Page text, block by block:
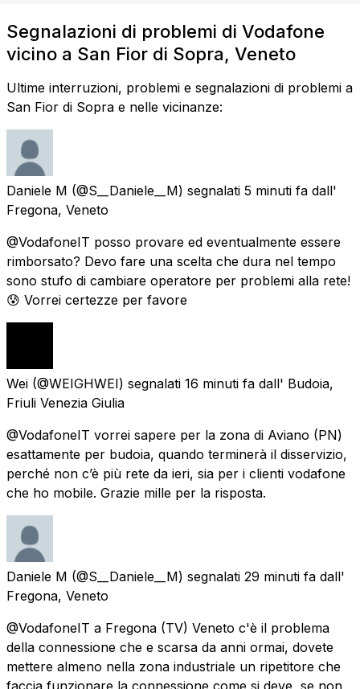
Segnalazioni di problemi di Vodafone
vicino a San Fior di Sopra, Veneto
Ultime interruzioni, problemi e segnalazioni di problemi a
San Fior di Sopra e nelle vicinanze:
Daniele M (@S__Daniele__M) segnalati 5 minuti fa dall'
Fregona, Veneto
@VodafoneIT posso provare ed eventualmente essere
rimborsato? Devo fare una scelta che dura nel tempo
sono stufo di cambiare operatore per problemi alla rete!
😰 Vorrei certezze per favore
Wei (@WEIGHWEI) segnalati 16 minuti fa dall' Budoia,
Friuli Venezia Giulia
@VodafoneIT vorrei sapere per la zona di Aviano (PN)
esattamente per budoia, quando terminerà il disservizio,
perché non c’è più rete da ieri, sia per i clienti vodafone
che ho mobile. Grazie mille per la risposta.
Daniele M (@S__Daniele__M) segnalati 29 minuti fa dall'
Fregona, Veneto
@VodafoneIT a Fregona (TV) Veneto c'è il problema
della connessione che e scarsa da anni ormai, dovete
mettere almeno nella zona industriale un ripetitore che
faccia funzionare la connessione come si deve, se non